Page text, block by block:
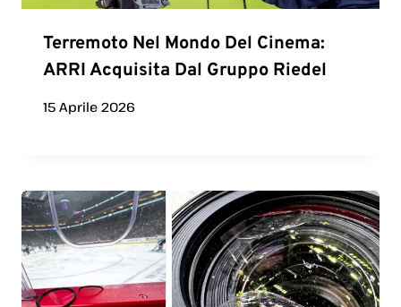
Terremoto Nel Mondo Del Cinema:
ARRI Acquisita Dal Gruppo Riedel
15 Aprile 2026